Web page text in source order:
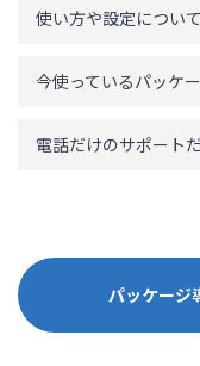
使い方や設定につい
今使っているパッケ
電話だけのサポート
パッケージ